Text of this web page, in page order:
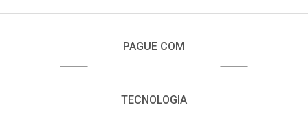
PAGUE COM
TECNOLOGIA